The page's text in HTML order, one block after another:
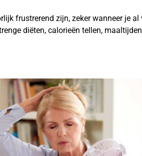
frustrerend zijn, zeker wanneer je al
diëten, calorieën tellen,